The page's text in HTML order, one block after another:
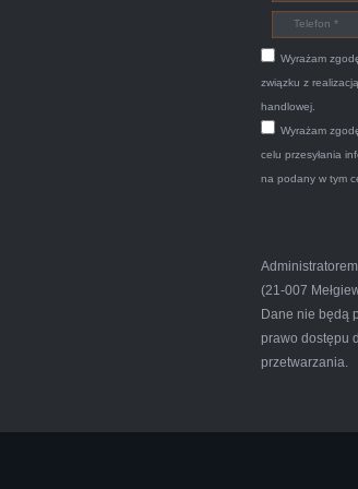
Bogdan
sprzedałam swoją wysłużoną corsinę
wypisał dokumenty i wypłacił
tam może wyrazić opinię na ich temat.
Wyrażam
związku z
handlowej.
Wyrażam
celu przesyłania
na podany w tym
(21-007
Dane nie będą
prawo dostępu
przetwarzania.